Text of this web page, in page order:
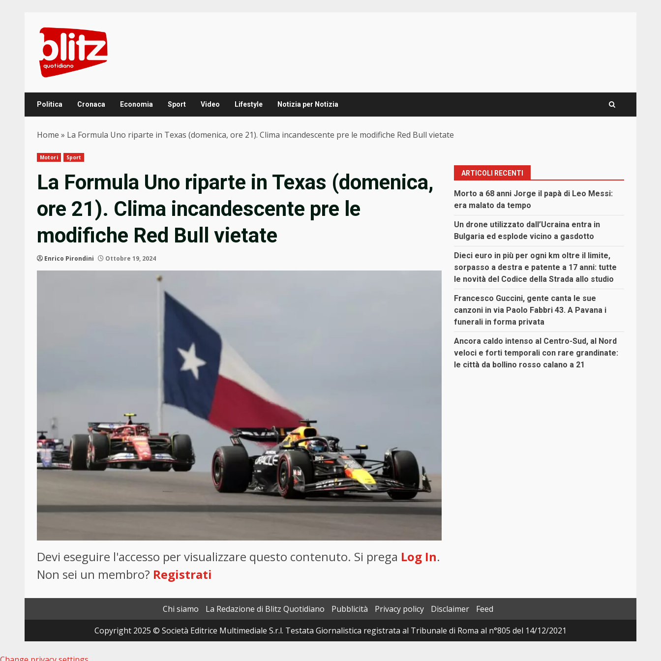
content
Politica Cronaca Economia Sport Video Lifestyle Notizia per Notizia
Home » La Formula Uno riparte in Texas (domenica, ore 21). Clima incandescente pre le modifiche Red Bull vietate
Motori Sport
La Formula Uno riparte in Texas (domenica,
ore 21). Clima incandescente pre le
modifiche Red Bull vietate
Enrico Pirondini Ottobre 19, 2024
Devi eseguire l'accesso per visualizzare questo contenuto. Si prega Log In.
Non sei un membro? Registrati
ARTICOLI RECENTI
Morto a 68 anni Jorge il papà di Leo Messi:
era malato da tempo
Un drone utilizzato dall’Ucraina entra in
Bulgaria ed esplode vicino a gasdotto
Dieci euro in più per ogni km oltre il limite,
sorpasso a destra e patente a 17 anni: tutte
le novità del Codice della Strada allo studio
Francesco Guccini, gente canta le sue
canzoni in via Paolo Fabbri 43. A Pavana i
funerali in forma privata
Ancora caldo intenso al Centro-Sud, al Nord
veloci e forti temporali con rare grandinate:
le città da bollino rosso calano a 21
Chi siamo La Redazione di Blitz Quotidiano Pubblicità Privacy policy Disclaimer
Feed
Copyright 2025 © Società Editrice Multimediale S.r.l. Testata Giornalistica registrata al Tribunale di Roma al n°805 del 14/12/2021